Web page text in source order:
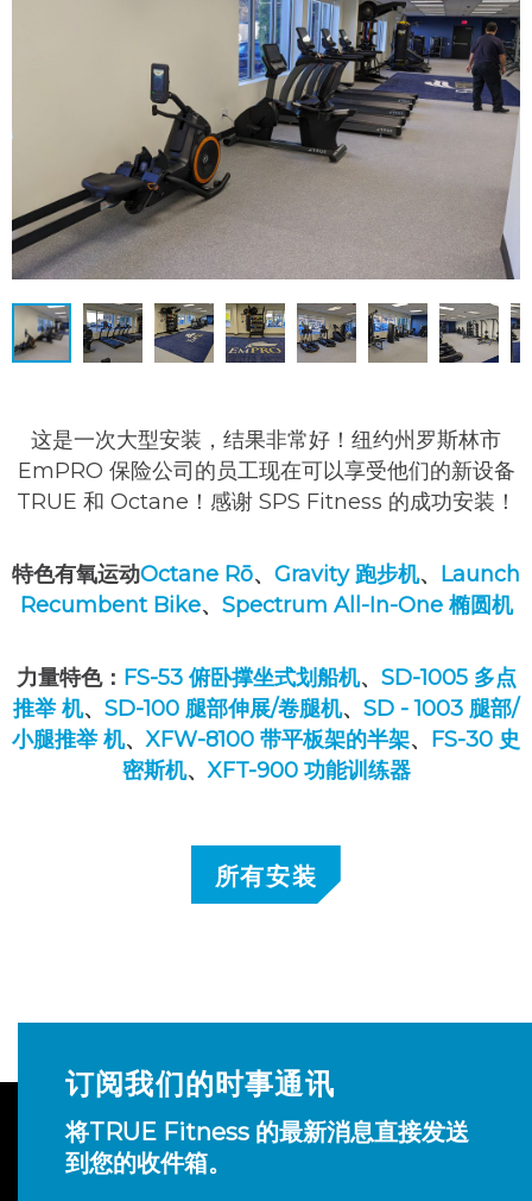
这是一次大型安装，结果非常好！纽约州罗斯林市
EmPRO 保险公司的员工现在可以享受他们的新设备
TRUE 和 Octane！感谢 SPS Fitness 的成功安装！
特色有氧运动Octane Rō、 Gravity 跑步机、 Launch
Recumbent Bike、 Spectrum All-In-One 椭圆机
力量特色： FS-53 俯卧撑坐式划船机、 SD-1005 多点
推举 机、 SD-100 腿部伸展/卷腿机、 SD - 1003 腿部/
小腿推举 机、XFW-8100 带平板架的半架、 FS-30 史
密斯机、XFT-900 功能训练器
所有安装
订阅我们的时事通讯
将TRUE Fitness 的最新消息直接发送
到您的收件箱。